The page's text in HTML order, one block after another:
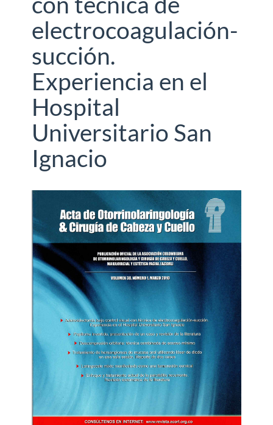
electrocoagulación-
succión.
Experiencia en el
Hospital
Universitario San
Ignacio
Barra
lateral
del
artículo